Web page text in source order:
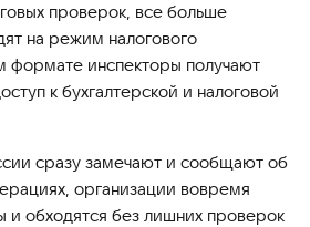
проверок, все больше
на режим налогового
формате инспекторы получают
к бухгалтерской и налоговой
сразу замечают и сообщают об
организации вовремя
и обходятся без лишних проверок